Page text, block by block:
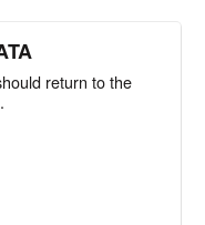
return to the